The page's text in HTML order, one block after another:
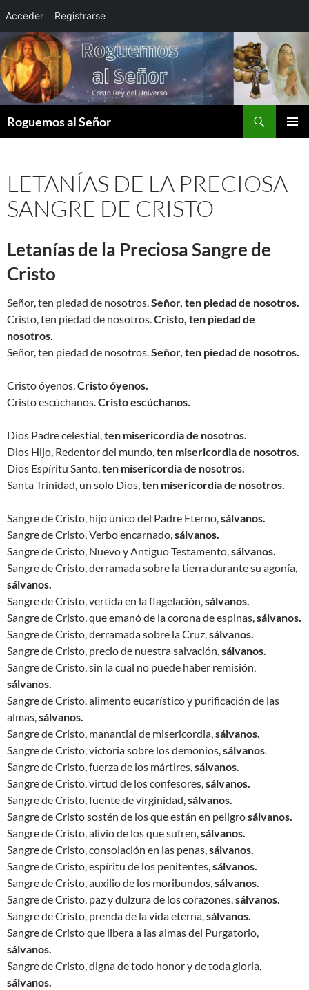
Acceder Registrarse
Saltar
al
contenido
Roguemos al Señor
LETANÍAS DE LA PRECIOSA
SANGRE DE CRISTO
Letanías de la Preciosa Sangre de
Cristo
Señor, ten piedad de nosotros.Señor, ten piedad de nosotros.
Cristo, ten piedad de nosotros.Cristo, ten piedad de
nosotros.
Señor, ten piedad de nosotros.Señor, ten piedad de nosotros.
Cristo óyenos.Cristo óyenos.
Cristo escúchanos.Cristo escúchanos.
Dios Padre celestial,ten misericordia de nosotros.
Dios Hijo, Redentor del mundo,ten misericordia de nosotros.
Dios Espíritu Santo,ten misericordia de nosotros.
Santa Trinidad, un solo Dios,ten misericordia de nosotros.
Sangre de Cristo, hijo único del Padre Eterno,sálvanos.
Sangre de Cristo, Verbo encarnado,sálvanos.
Sangre de Cristo, Nuevo y Antiguo Testamento,sálvanos.
Sangre de Cristo, derramada sobre la tierra durante su agonía,
sálvanos.
Sangre de Cristo, vertida en la flagelación,sálvanos.
Sangre de Cristo, que emanó de la corona de espinas,sálvanos.
Sangre de Cristo, derramada sobre la Cruz,sálvanos.
Sangre de Cristo, precio de nuestra salvación,sálvanos.
Sangre de Cristo, sin la cual no puede haber remisión,
sálvanos.
Sangre de Cristo, alimento eucarístico y purificación de las
almas,sálvanos.
Sangre de Cristo, manantial de misericordia,sálvanos.
Sangre de Cristo, victoria sobre los demonios,sálvanos.
Sangre de Cristo, fuerza de los mártires,sálvanos.
Sangre de Cristo, virtud de los confesores,sálvanos.
Sangre de Cristo, fuente de virginidad,sálvanos.
Sangre de Cristo sostén de los que están en peligrosálvanos.
Sangre de Cristo, alivio de los que sufren,sálvanos.
Sangre de Cristo, consolación en las penas,sálvanos.
Sangre de Cristo, espíritu de los penitentes,sálvanos.
Sangre de Cristo, auxilio de los moribundos,sálvanos.
Sangre de Cristo, paz y dulzura de los corazones,sálvanos.
Sangre de Cristo, prenda de la vida eterna,sálvanos.
Sangre de Cristo que libera a las almas del Purgatorio,
sálvanos.
Sangre de Cristo, digna de todo honor y de toda gloria,
sálvanos.